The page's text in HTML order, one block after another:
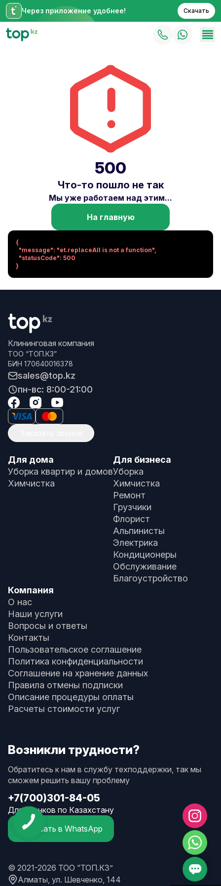
Через приложение удобнее! Скачать
500
Что-то пошло не так
Мы уже работаем над этим...
На главную
{
}
Клининговая компания
ТОО “ТОП.КЗ”
БИН 170640016378
sales@top.kz
пн-вс: 8:00-21:00
Для дома
Уборка квартир и домов
Химчистка
Для бизнеса
Уборка
Химчистка
Ремонт
Грузчики
Флорист
Альпинисты
Электрика
Кондиционеры
Обслуживание
Благоустройство
Компания
О нас
Наши услуги
Вопросы и ответы
Контакты
Пользовательское соглашение
Политика конфиденциальности
Соглашение на хранение данных
Правила отмены подписки
Описание процедуры оплаты
Расчеты стоимости услуг
Возникли трудности?
Обратитесь к нам в службу техподдержки, так мы
сможем решить вашу проблему
+7(700)301-84-05
Для звонков по Казахстану
Написать в WhatsApp
© 2021-2026 ТОО “ТОП.КЗ”
Алматы, ул. Шевченко, 144